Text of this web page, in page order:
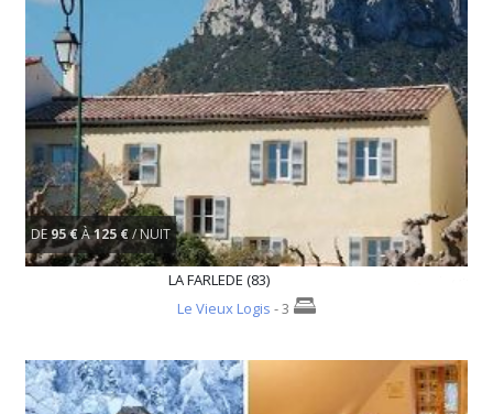
DE95 €À125 €/ NUIT
LA FARLEDE (83)
Le Vieux Logis - 3